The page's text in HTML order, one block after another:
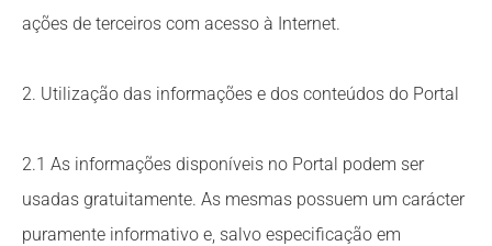
ações de terceiros com acesso à Internet.
2. Utilização das informações e dos conteúdos do Portal
2.1 As informações disponíveis no Portal podem ser
usadas gratuitamente. As mesmas possuem um carácter
puramente informativo e, salvo especificação em